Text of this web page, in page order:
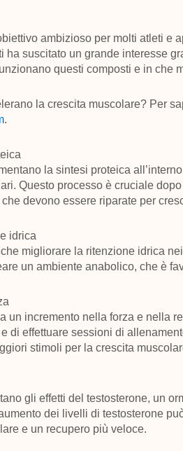
ambizioso per molti atleti e
ha suscitato un grande interesse
questi composti e in che
la crescita muscolare? Per
.
la sintesi proteica
Questo processo è cruciale
devono essere riparate per
idrica
migliorare la ritenzione idrica
un ambiente anabolico, che è
un incremento nella forza e nella
di effettuare sessioni di
stimoli per la crescita
gli effetti del testosterone, un
dei livelli di testosterone
e un recupero più veloce.